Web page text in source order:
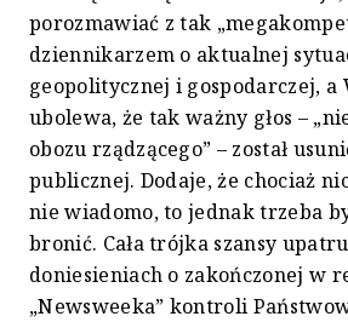
porozmawiać z tak
dziennikarzem o aktualnej
geopolitycznej i gospodarczej, a
ubolewa, że tak ważny głos –
obozu rządzącego” – został
publicznej. Dodaje, że chociaż
nie wiadomo, to jednak trzeba
bronić. Cała trójka szansy
doniesieniach o zakończonej w
„Newsweeka” kontroli